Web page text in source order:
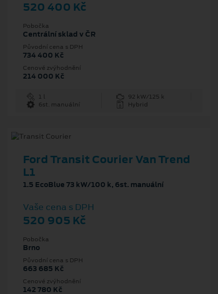
520 400 Kč
Pobočka
Centrální sklad v ČR
Původní cena s DPH
734 400 Kč
Cenové zvýhodnění
214 000 Kč
1 l
92 kW/125 k
6st. manuální
Hybrid
Ford Transit Courier Van Trend
L1
1.5 EcoBlue 73 kW/100 k, 6st. manuální
Vaše cena s DPH
520 905 Kč
Pobočka
Brno
Původní cena s DPH
663 685 Kč
Cenové zvýhodnění
142 780 Kč